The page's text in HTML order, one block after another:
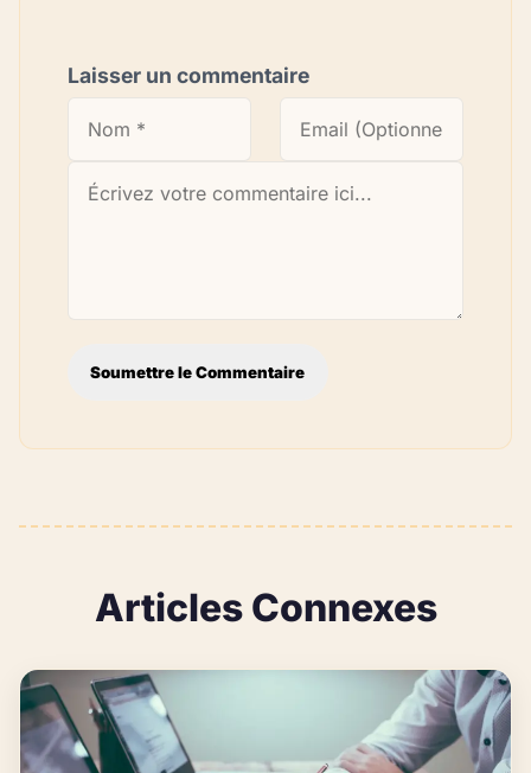
Laisser un commentaire
Soumettre le Commentaire
Articles Connexes